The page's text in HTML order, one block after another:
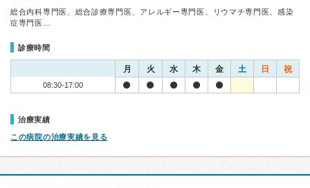
総合内科専門医、総合診療専門医、アレルギー専門医、リウマチ専門医、感染
症専門医…
診療時間
月 火 水 木 金 土 日 祝
08:30-17:00
治療実績
この病院の治療実績を見る